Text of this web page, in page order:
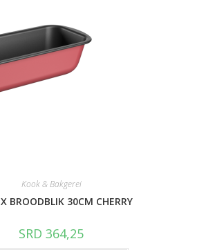
Kook & Bakgerei
BROODBLIK 30CM CHERRY
SRD 364,25